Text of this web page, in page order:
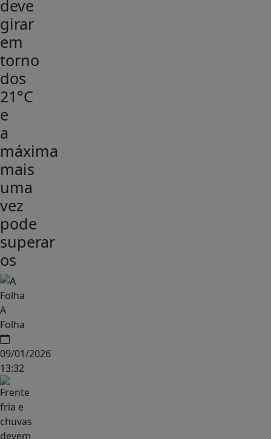
deve
girar
em
torno
dos
21°C
e
a
máxima
mais
uma
vez
pode
superar
os
A
Folha
09/01/2026
13:32